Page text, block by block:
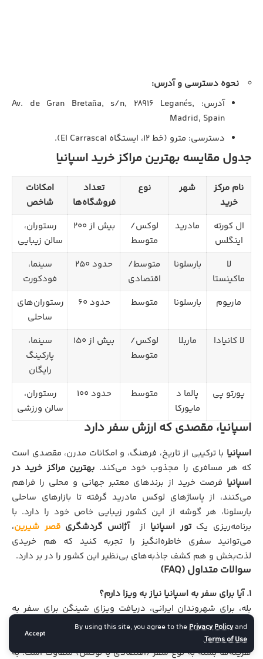
By using this site, you agree to thePrivacy Policyand
Terms of Use
.
Accept
نحوه دسترسی و آدرس:
آدرس: Av. de Gran Bretaña, s/n, 28916 Leganés,
Madrid, Spain
دسترسی: مترو (خط ۱۲، ایستگاه El Carrascal).
جدول مقایسه بهترین مراکز خرید اسپانیا
نام مرکز
خرید
شهر نوع
تعداد
فروشگاه‌ها
امکانات
شاخص
ال کورته
اینگلس
مادرید
لوکس/
متوسط
بیش از ۲۰۰
رستوران،
سالن زیبایی
لا
ماکینستا
بارسلونا
متوسط/
اقتصادی
حدود ۲۵۰
سینما،
فودکورت
ماریوم
بارسلونا متوسط حدود ۶۰
رستوران‌های
ساحلی
لا کانیادا
ماربلا
لوکس/
متوسط
بیش از ۱۵۰
سینما،
پارکینگ
رایگان
پورتو پی
پالما د
مایورکا
متوسط حدود ۱۰۰
رستوران،
سالن ورزشی
اسپانیا، مقصدی که ارزش سفر دارد
اسپانیا با ترکیبی از تاریخ، فرهنگ، و امکانات مدرن، مقصدی است
که هر مسافری را مجذوب خود می‌کند. بهترین مراکز خرید در
اسپانیا فرصت خرید از برندهای معتبر جهانی و محلی را فراهم
می‌کنند، از پاساژهای لوکس مادرید گرفته تا بازارهای ساحلی
بارسلونا، هر گوشه از این کشور زیبایی خاص خود را دارد. با
برنامه‌ریزی یکتور اسپانیا ازآژانس گردشگریقصر شیرین،
می‌توانید سفری خاطره‌انگیز را تجربه کنید که هم خریدی
لذت‌بخش و هم کشف جاذبه‌های بی‌نظیر این کشور را در بر دارد.
سوالات متداول (FAQ)
۱. آیا برای سفر به اسپانیا نیاز به ویزا دارم؟
بله، برای شهروندان ایرانی، دریافت ویزای شینگن برای سفر به
اسپانیا الزامی است.
هزینه‌ها بسته به نوع سفر (اقتصادی یا لوکس) متفاوت است. به